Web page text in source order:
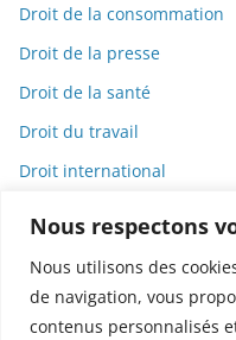
Nous respectons
Nous utilisons des
de navigation, vous
contenus personnalisés
Droit de la consommation
Droit de la presse
Droit de la santé
Droit du travail
Droit international
Droits humains
Dystopie